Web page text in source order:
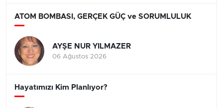
ATOM BOMBASI, GERÇEK GÜÇ ve SORUMLULUK
AYŞE NUR YILMAZER
06 Ağustos 2026
Hayatımızı Kim Planlıyor?